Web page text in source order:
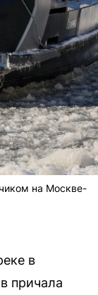
на Москве-
в
причала